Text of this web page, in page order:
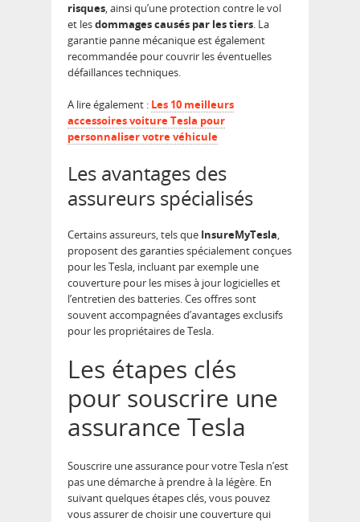
risques, ainsi qu’une protection contre le vol
et lesdommages causés par les tiers. La
garantie panne mécanique est également
recommandée pour couvrir les éventuelles
défaillances techniques.
A lire également : Les 10 meilleurs
accessoires voiture Tesla pour
personnaliser votre véhicule
Les avantages des
assureurs spécialisés
Certains assureurs, tels que InsureMyTesla,
proposent des garanties spécialement conçues
pour les Tesla, incluant par exemple une
couverture pour les mises à jour logicielles et
l’entretien des batteries. Ces offres sont
souvent accompagnées d’avantages exclusifs
pour les propriétaires de Tesla.
Les étapes clés
pour souscrire une
assurance Tesla
Souscrire une assurance pour votre Tesla n’est
pas une démarche à prendre à la légère. En
suivant quelques étapes clés, vous pouvez
vous assurer de choisir une couverture qui